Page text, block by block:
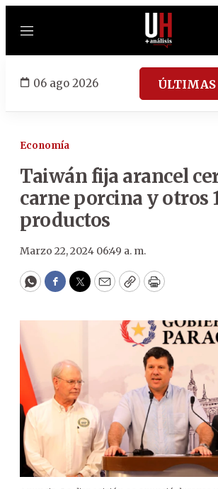
Menú
06 ago 2026 ÚLTIMAS
Economía
Taiwán fija arancel
carne porcina y otros
productos
Marzo 22, 2024 06:49 a. m.
WhatsApp
Facebook
Twitter
EmailCopyPrint